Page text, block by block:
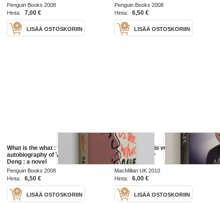
Penguin Books 2008
Hinta:
7,00 €
LISÄÄ OSTOSKORIIN
Penguin Books 2008
Hinta:
6,50 €
LISÄÄ OSTOSKORIIN
What is the what : the
autobiography of Valentino Achak
Deng : a novel
Penguin Books 2008
Hinta:
6,50 €
LISÄÄ OSTOSKORIIN
What You See is what You Get - My
Autobiography
MacMillan UK 2010
Hinta:
6,00 €
LISÄÄ OSTOSKORIIN